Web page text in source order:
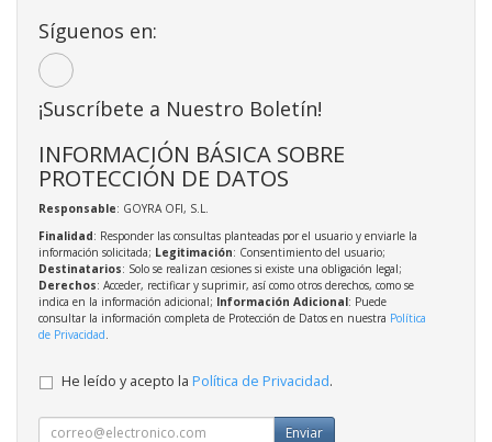
Síguenos en:
¡Suscríbete a Nuestro Boletín!
INFORMACIÓN BÁSICA SOBRE
PROTECCIÓN DE DATOS
Responsable: GOYRA OFI, S.L.
Finalidad: Responder las consultas planteadas por el usuario y enviarle la
información solicitada; Legitimación: Consentimiento del usuario;
Destinatarios: Solo se realizan cesiones si existe una obligación legal;
Derechos: Acceder, rectificar y suprimir, así como otros derechos, como se
indica en la información adicional; Información Adicional: Puede
consultar la información completa de Protección de Datos en nuestra Política
de Privacidad
He leído y acepto la Política de Privacidad.
Enviar